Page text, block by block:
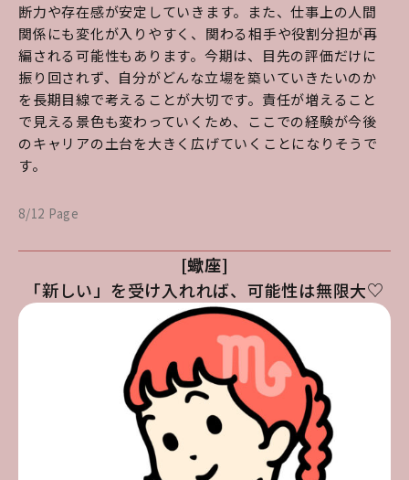
断力や存在感が安定していきます。また、仕事上の人間
関係にも変化が入りやすく、関わる相手や役割分担が再
編される可能性もあります。今期は、目先の評価だけに
振り回されず、自分がどんな立場を築いていきたいのか
を長期目線で考えることが大切です。責任が増えること
で見える景色も変わっていくため、ここでの経験が今後
のキャリアの土台を大きく広げていくことになりそうで
す。
8/12 Page
[蠍座]
「新しい」を受け入れれば、可能性は無限大♡